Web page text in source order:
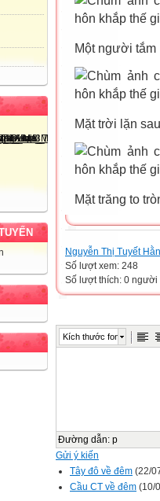
Một người
Mặt trời lặn
Mặt trăng to
Nguyễn Thị Tuyết
Số lượt xem: 248
Số lượt thích: 0 người
Kích thước font
Đường dẫn: p
Gửi ý kiến
Tây đô về đêm (22/
Cầu CT về đêm (10/